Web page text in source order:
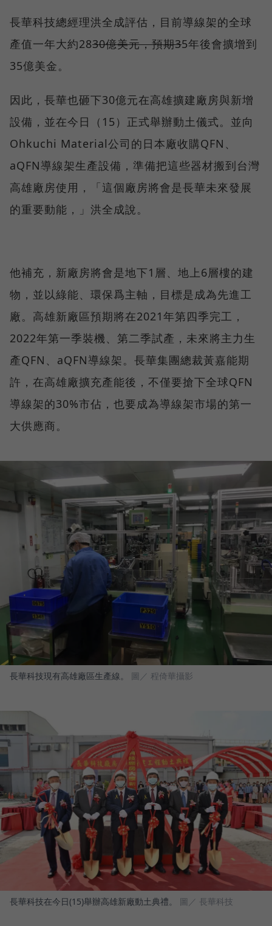
長華科技總經理洪全成評估，目前導線架的全球
產值一年大約2830億美元，預期35年後會擴增到
35億美金。
因此，長華也砸下30億元在高雄擴建廠房與新增
設備，並在今日（15）正式舉辦動土儀式。並向
Ohkuchi Material公司的日本廠收購QFN、
aQFN導線架生產設備，準備把這些器材搬到台灣
高雄廠房使用，「這個廠房將會是長華未來發展
的重要動能，」洪全成說。
他補充，新廠房將會是地下1層、地上6層樓的建
物，並以綠能、環保爲主軸，目標是成為先進工
廠。高雄新廠區預期將在2021年第四季完工，
2022年第一季裝機、第二季試產，未來將主力生
產QFN、aQFN導線架。長華集團總裁黃嘉能期
許，在高雄廠擴充產能後，不僅要搶下全球QFN
導線架的30%市佔，也要成為導線架市場的第一
大供應商。
長華科技現有高雄廠區生產線。 圖／ 程倚華攝影
長華科技在今日(15)舉辦高雄新廠動土典禮。 圖／ 長華科技